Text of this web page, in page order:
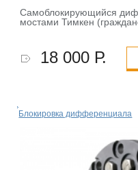
Самоблокирующийся
мостами Тимкен
18 000 Р.
Блокировка дифференциала